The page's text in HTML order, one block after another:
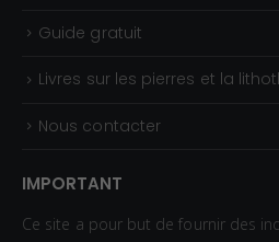
Guide gratuit
Livres sur les pierres et la
Nous contacter
IMPORTANT
Ce site a pour but de fournir des